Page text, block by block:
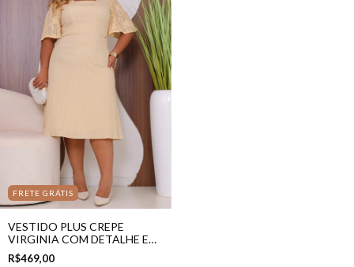
FRETE GRÁTIS
VESTIDO PLUS CREPE
VIRGINIA COM DETALHE EM
RENDA
R$469,00